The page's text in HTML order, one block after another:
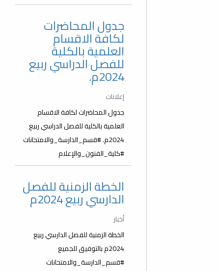
جدول المحاضرات
لكافة الاقسام
العلمية بالكلية
للفصل الدراسي ربيع
2024م.
إعلانات
جدول المحاضرات لكافة الاقسام
العلمية بالكلية للفصل الدراسي ربيع
2024م. #قسم_الدارسة_والامتحانات
#كلية_الفنون_والإعلام
الخطة الزمنية للفصل
الدارسي ربيع 2024م
أخبار
الخطة الزمنية للفصل الدارسي ربيع
2024م بالتوفيق للجميع
#قسم_الدارسة_والامتحانات